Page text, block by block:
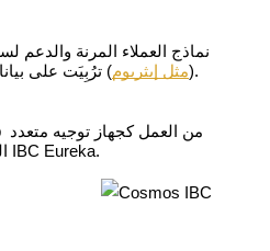
(مثل إيثريوم ) ترُبِيَت على بيانات حتى أكتوبر 2023.
السلاسل، عبر برنامج IBC Eureka.